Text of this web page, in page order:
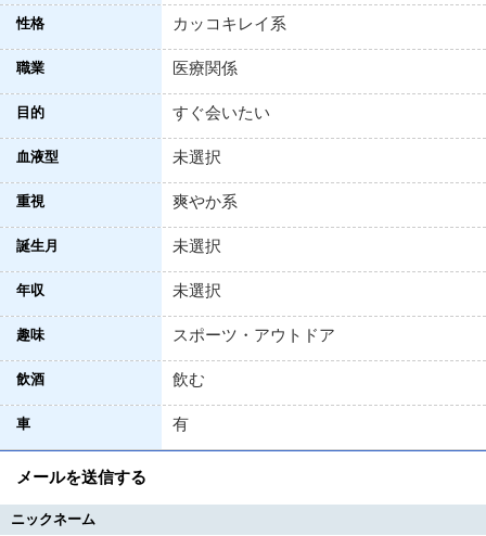
性格 カッコキレイ系
職業 医療関係
目的 すぐ会いたい
血液型 未選択
重視 爽やか系
誕生月 未選択
年収 未選択
趣味 スポーツ・アウトドア
飲酒 飲む
車 有
メールを送信する
ニックネーム